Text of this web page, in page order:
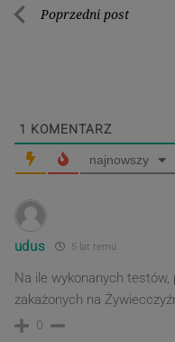
Nawigacja
Poprzedni post
1 KOMENTARZ
najnowszy
udus 5 lat temu
Na ile wykonanych
zakażonych na
0